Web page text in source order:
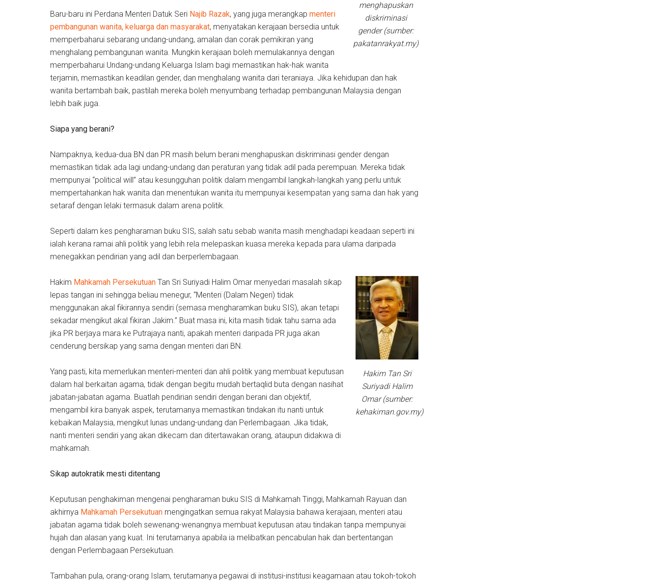
menghapuskan
diskriminasi
gender (sumber:
pakatanrakyat.my)
Baru-baru ini Perdana Menteri Datuk Seri Najib Razak, yang juga merangkap menteri
pembangunan wanita, keluarga dan masyarakat, menyatakan kerajaan bersedia untuk
memperbaharui sebarang undang-undang, amalan dan corak pemikiran yang
menghalang pembangunan wanita. Mungkin kerajaan boleh memulakannya dengan
memperbaharui Undang-undang Keluarga Islam bagi memastikan hak-hak wanita
terjamin, memastikan keadilan gender, dan menghalang wanita dari teraniaya. Jika kehidupan dan hak
wanita bertambah baik, pastilah mereka boleh menyumbang terhadap pembangunan Malaysia dengan
lebih baik juga.
Siapa yang berani?
Nampaknya, kedua-dua BN dan PR masih belum berani menghapuskan diskriminasi gender dengan
memastikan tidak ada lagi undang-undang dan peraturan yang tidak adil pada perempuan. Mereka tidak
mempunyai “political will” atau kesungguhan politik dalam mengambil langkah-langkah yang perlu untuk
mempertahankan hak wanita dan menentukan wanita itu mempunyai kesempatan yang sama dan hak yang
setaraf dengan lelaki termasuk dalam arena politik.
Seperti dalam kes pengharaman buku SIS, salah satu sebab wanita masih menghadapi keadaan seperti ini
ialah kerana ramai ahli politik yang lebih rela melepaskan kuasa mereka kepada para ulama daripada
menegakkan pendirian yang adil dan berperlembagaan.
Hakim Tan Sri
Suriyadi Halim
Omar (sumber:
kehakiman.gov.my)
Hakim Mahkamah Persekutuan Tan Sri Suriyadi Halim Omar menyedari masalah sikap
lepas tangan ini sehingga beliau menegur, “Menteri (Dalam Negeri) tidak
menggunakan akal fikirannya sendiri (semasa mengharamkan buku SIS), akan tetapi
sekadar mengikut akal fikiran Jakim.” Buat masa ini, kita masih tidak tahu sama ada
jika PR berjaya mara ke Putrajaya nanti, apakah menteri daripada PR juga akan
cenderung bersikap yang sama dengan menteri dari BN.
Yang pasti, kita memerlukan menteri-menteri dan ahli politik yang membuat keputusan
dalam hal berkaitan agama, tidak dengan begitu mudah bertaqlid buta dengan nasihat
jabatan-jabatan agama. Buatlah pendirian sendiri dengan berani dan objektif,
mengambil kira banyak aspek, terutamanya memastikan tindakan itu nanti untuk
kebaikan Malaysia, mengikut lunas undang-undang dan Perlembagaan. Jika tidak,
nanti menteri sendiri yang akan dikecam dan ditertawakan orang, ataupun didakwa di
mahkamah.
Sikap autokratik mesti ditentang
Keputusan penghakiman mengenai pengharaman buku SIS di Mahkamah Tinggi, Mahkamah Rayuan dan
akhirnya Mahkamah Persekutuan mengingatkan semua rakyat Malaysia bahawa kerajaan, menteri atau
jabatan agama tidak boleh sewenang-wenangnya membuat keputusan atau tindakan tanpa mempunyai
hujah dan alasan yang kuat. Ini terutamanya apabila ia melibatkan pencabulan hak dan bertentangan
dengan Perlembagaan Persekutuan.
Tambahan pula, orang-orang Islam, terutamanya pegawai di institusi-institusi keagamaan atau tokoh-tokoh